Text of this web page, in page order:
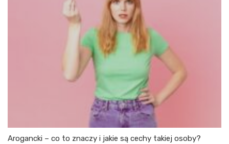
Arogancki – co to znaczy i jakie są cechy takiej osoby?